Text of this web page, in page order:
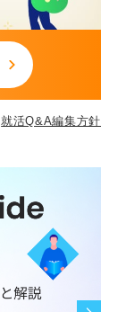
就活Q&A編集方針